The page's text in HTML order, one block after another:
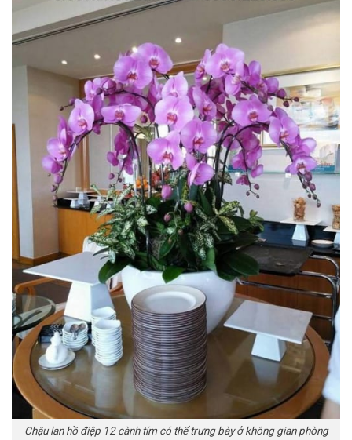
Chậu lan hồ điệp 12 cành tím có thể trưng bày ở không gian phòng